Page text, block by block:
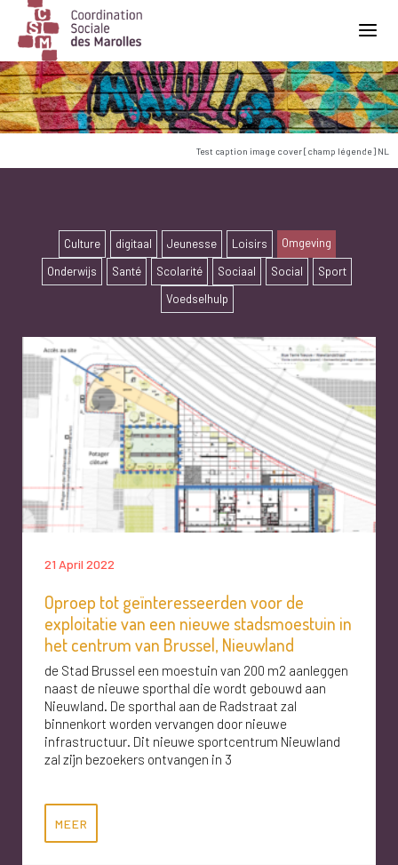
Main Navigation
Test caption image cover [champ légende] NL
Culture digitaal Jeunesse Loisirs
Omgeving
Onderwijs
Santé Scolarité Sociaal Social
Sport
Voedselhulp
21 April 2022
Oproep tot geïnteresseerden voor de
exploitatie van een nieuwe stadsmoestuin in
het centrum van Brussel, Nieuwland
de Stad Brussel een moestuin van 200 m2 aanleggen
naast de nieuwe sporthal die wordt gebouwd aan
Nieuwland. De sporthal aan de Radstraat zal
binnenkort worden vervangen door nieuwe
infrastructuur. Dit nieuwe sportcentrum Nieuwland
zal zijn bezoekers ontvangen in 3
MEER